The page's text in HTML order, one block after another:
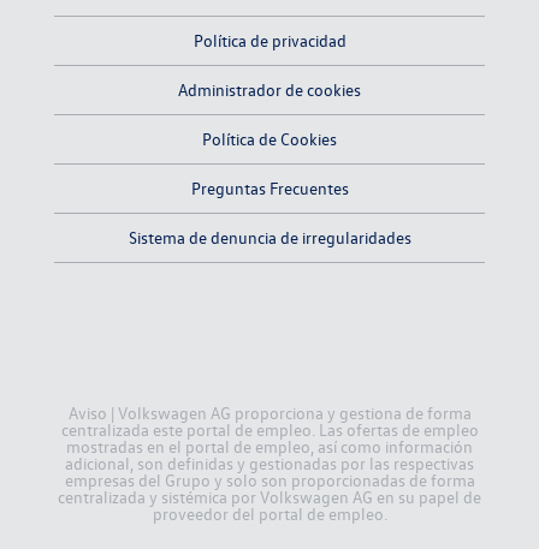
Política de privacidad
Administrador de cookies
Política de Cookies
Preguntas Frecuentes
Sistema de denuncia de irregularidades
Aviso | Volkswagen AG proporciona y gestiona de forma
centralizada este portal de empleo. Las ofertas de empleo
mostradas en el portal de empleo, así como información
adicional, son definidas y gestionadas por las respectivas
empresas del Grupo y solo son proporcionadas de forma
centralizada y sistémica por Volkswagen AG en su papel de
proveedor del portal de empleo.